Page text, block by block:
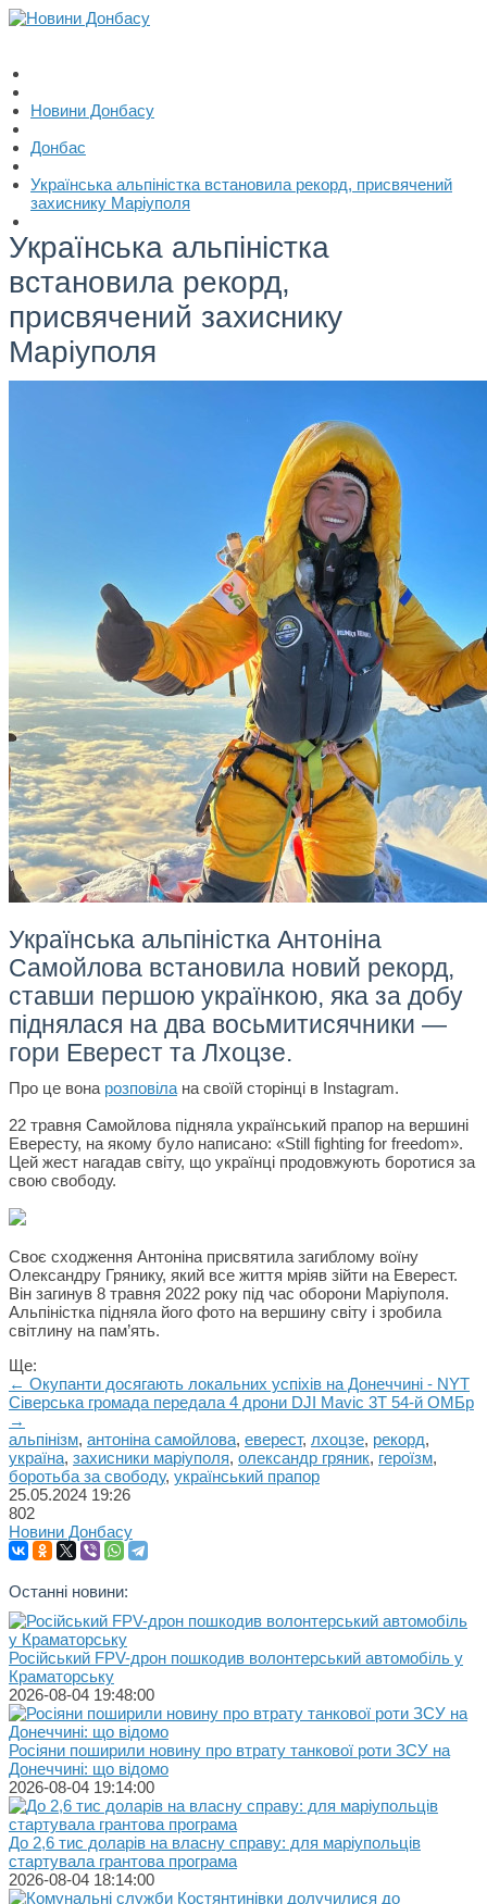
Новини Донбасу
Донбас
Українська альпіністка встановила рекорд, присвячений
захиснику Маріуполя
Українська альпіністка
встановила рекорд,
присвячений захиснику
Маріуполя
Українська альпіністка Антоніна
Самойлова встановила новий рекорд,
ставши першою українкою, яка за добу
піднялася на два восьмитисячники —
гори Еверест та Лхоцзе.
Про це вона розповіла на своїй сторінці в Instagram.
22 травня Самойлова підняла український прапор на вершині
Евересту, на якому було написано: «Still fighting for freedom».
Цей жест нагадав світу, що українці продовжують боротися за
свою свободу.
Своє сходження Антоніна присвятила загиблому воїну
Олександру Грянику, який все життя мріяв зійти на Еверест.
Він загинув 8 травня 2022 року під час оборони Маріуполя.
Альпіністка підняла його фото на вершину світу і зробила
світлину на пам’ять.
Ще:
← Окупанти досягають локальних успіхів на Донеччині - NYT
Сіверська громада передала 4 дрони DJI Mavic 3T 54-й ОМБр
→
альпінізм, антоніна самойлова, еверест, лхоцзе, рекорд,
україна, захисники маріуполя, олександр гряник, героїзм,
боротьба за свободу, український прапор
25.05.2024 19:26
802
Новини Донбасу
Останні новини:
Російський FPV-дрон пошкодив волонтерський автомобіль у
Краматорську
2026-08-04 19:48:00
Росіяни поширили новину про втрату танкової роти ЗСУ на
Донеччині: що відомо
2026-08-04 19:14:00
До 2,6 тис доларів на власну справу: для маріупольців
стартувала грантова програма
2026-08-04 18:14:00